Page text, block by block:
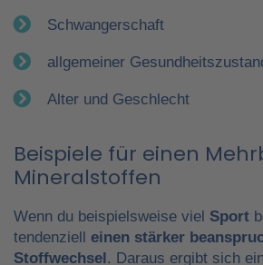
Schwangerschaft
allgemeiner
Alter und Geschlecht
Beispiele für einen
Mineralstoffen
Wenn du beispielsweise viel Sport
tendenziell einen stärker
Stoffwechsel. Daraus ergibt sich